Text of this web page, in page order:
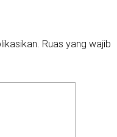
Ruas yang wajib